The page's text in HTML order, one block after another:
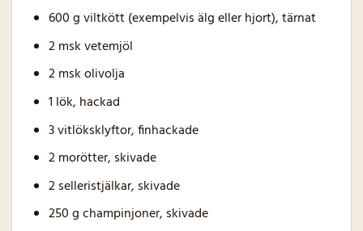
600 g viltkött (exempelvis älg eller hjort), tärnat
2 msk vetemjöl
2 msk olivolja
1 lök, hackad
3 vitlöksklyftor, finhackade
2 morötter, skivade
2 selleristjälkar, skivade
250 g champinjoner, skivade